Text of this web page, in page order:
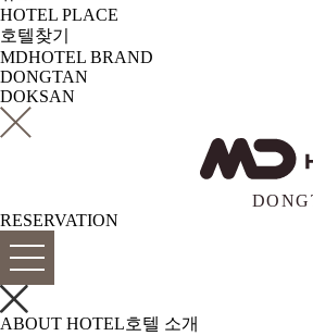
HOTEL PLACE
호텔찾기
MDHOTEL BRAND
DONGTAN
DOKSAN
RESERVATION
ABOUT HOTEL호텔 소개